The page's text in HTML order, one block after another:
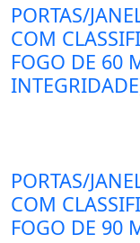
PORTAS/
COM
FOGO DE 60
PORTAS/
COM
FOGO DE 90